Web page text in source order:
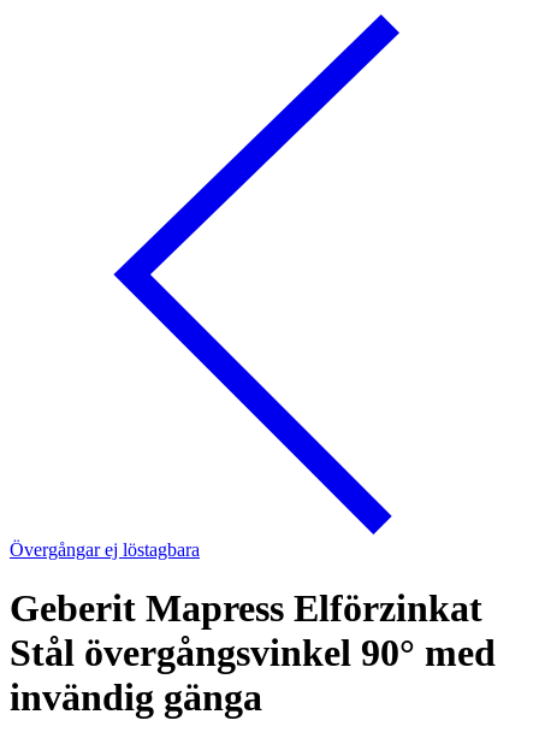
Övergångar ej löstagbara
Geberit Mapress Elförzinkat
Stål övergångsvinkel 90° med
invändig gänga